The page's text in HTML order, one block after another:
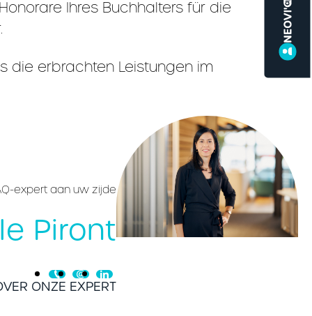
Ihres Buchhalters für die
die erbrachten Leistungen im
expert aan uw zijde
Piront
ONZE EXPERT